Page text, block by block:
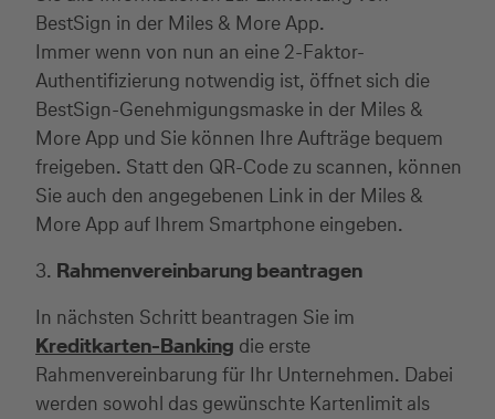
BestSign in der Miles & More App.
Immer wenn von nun an eine 2-Faktor-
Authentifizierung notwendig ist, öffnet sich die
BestSign-Genehmigungsmaske in der Miles &
More App und Sie können Ihre Aufträge bequem
freigeben. Statt den QR-Code zu scannen, können
Sie auch den angegebenen Link in der Miles &
More App auf Ihrem Smartphone eingeben.
3. Rahmenvereinbarung beantragen
In nächsten Schritt beantragen Sie im
Kreditkarten-Banking die erste
Rahmenvereinbarung für Ihr Unternehmen. Dabei
werden sowohl das gewünschte Kartenlimit als